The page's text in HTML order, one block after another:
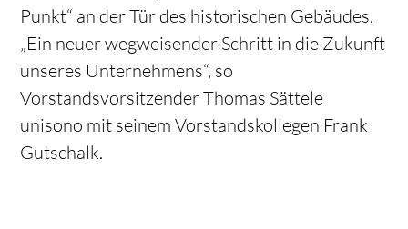
Punkt“ an der Tür des historischen Gebäudes.
„Ein neuer wegweisender Schritt in die Zukunft
unseres Unternehmens“, so
Vorstandsvorsitzender Thomas Sättele
unisono mit seinem Vorstandskollegen Frank
Gutschalk.